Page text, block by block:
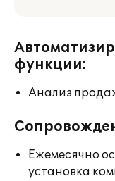
функции:
Анализ
Ежемесячно
установка